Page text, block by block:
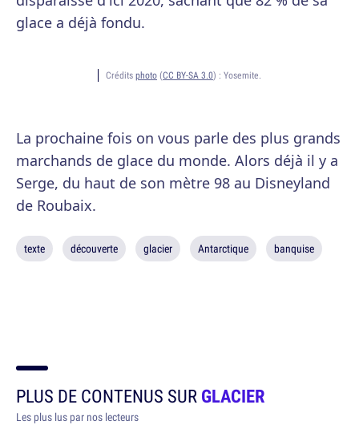
glace a déjà fondu.
Crédits photo (CC BY-SA 3.0) : Yosemite.
La prochaine fois on vous parle des plus grands
marchands de glace du monde. Alors déjà il y a
Serge, du haut de son mètre 98 au Disneyland
de Roubaix.
texte découverte glacier Antarctique banquise
PLUS DE CONTENUS SURGLACIER
Les plus lus par nos lecteurs